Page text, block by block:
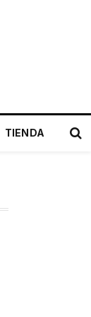
TIENDA